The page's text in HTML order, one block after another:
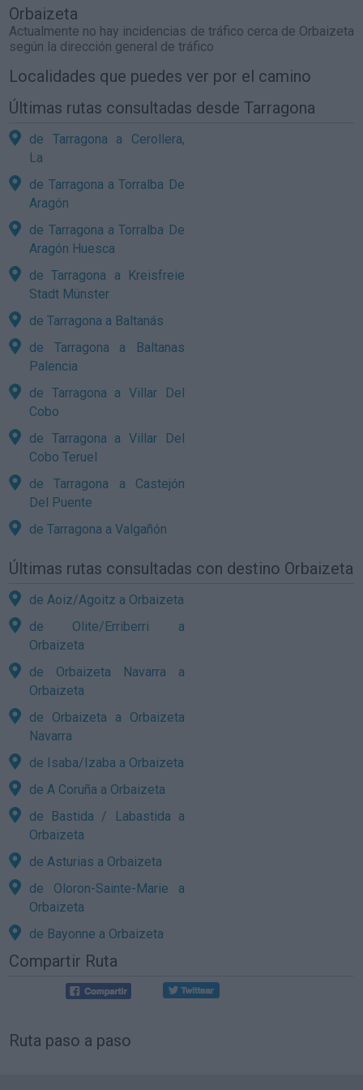
Orbaizeta
Actualmente no hay incidencias de tráfico cerca de Orbaizeta
según la dirección general de tráfico
Localidades que puedes ver por el camino
Últimas rutas consultadas desde Tarragona
de Tarragona a Cerollera,
La
de Tarragona a Torralba De
Aragón
de Tarragona a Torralba De
Aragón Huesca
de Tarragona a Kreisfreie
Stadt Münster
de Tarragona a Baltanás
de Tarragona a Baltanas
Palencia
de Tarragona a Villar Del
Cobo
de Tarragona a Villar Del
Cobo Teruel
de Tarragona a Castejón
Del Puente
de Tarragona a Valgañón
Últimas rutas consultadas con destino Orbaizeta
de Aoiz/Agoitz a Orbaizeta
de Olite/Erriberri a
Orbaizeta
de Orbaizeta Navarra a
Orbaizeta
de Orbaizeta a Orbaizeta
Navarra
de Isaba/Izaba a Orbaizeta
de A Coruña a Orbaizeta
de Bastida / Labastida a
Orbaizeta
de Asturias a Orbaizeta
de Oloron-Sainte-Marie a
Orbaizeta
de Bayonne a Orbaizeta
Compartir Ruta
Ruta paso a paso